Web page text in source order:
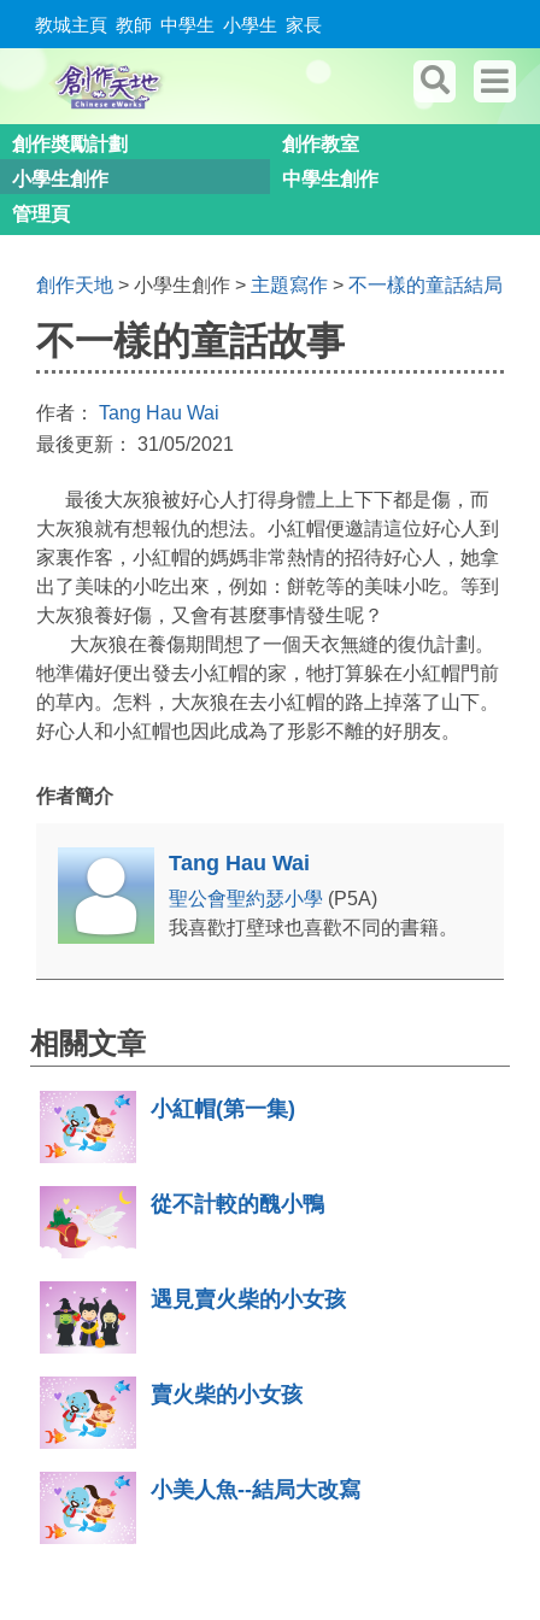
教城主頁 教師 中學生 小學生 家長
創作奬勵計劃
創作教室
小學生創作
中學生創作
管理頁
創作天地 > 小學生創作 > 主題寫作 > 不一樣的童話結局
不一樣的童話故事
作者： Tang Hau Wai
最後更新： 31/05/2021
最後大灰狼被好心人打得身體上上下下都是傷，而
大灰狼就有想報仇的想法。小紅帽便邀請這位好心人到
家裏作客，小紅帽的媽媽非常熱情的招待好心人，她拿
出了美味的小吃出來，例如：餅乾等的美味小吃。等到
大灰狼養好傷，又會有甚麼事情發生呢？
大灰狼在養傷期間想了一個天衣無縫的復仇計劃。
牠準備好便出發去小紅帽的家，牠打算躲在小紅帽門前
的草內。怎料，大灰狼在去小紅帽的路上掉落了山下。
好心人和小紅帽也因此成為了形影不離的好朋友。
作者簡介
Tang Hau Wai
聖公會聖約瑟小學 (P5A)
我喜歡打壁球也喜歡不同的書籍。
相關文章
小紅帽(第一集)
從不計較的醜小鴨
遇見賣火柴的小女孩
賣火柴的小女孩
小美人魚--結局大改寫